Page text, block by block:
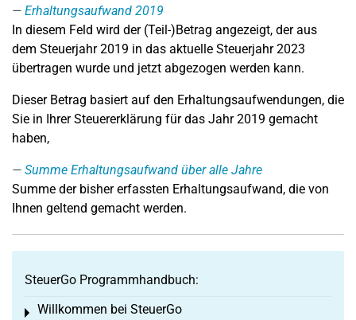
Erhaltungsaufwand 2019
In diesem Feld wird der (Teil-)Betrag angezeigt, der aus
dem Steuerjahr 2019 in das aktuelle Steuerjahr 2023
übertragen wurde und jetzt abgezogen werden kann.
Dieser Betrag basiert auf den Erhaltungsaufwendungen, die
Sie in Ihrer Steuererklärung für das Jahr 2019 gemacht
haben,
Summe Erhaltungsaufwand über alle Jahre
Summe der bisher erfassten Erhaltungsaufwand, die von
Ihnen geltend gemacht werden.
SteuerGo Programmhandbuch:
Willkommen bei SteuerGo
Toggle menu